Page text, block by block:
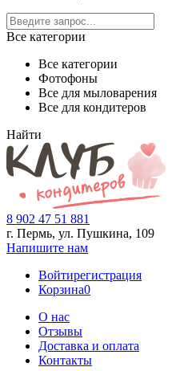
Все категории
Все категории
Фотофоны
Все для мыловарения
Все для кондитеров
Найти
8 902 47 51 881
г. Пермь, ул. Пушкина, 109
Напишите нам
Войтирегистрация
Корзина0
О нас
Отзывы
Доставка и оплата
Контакты